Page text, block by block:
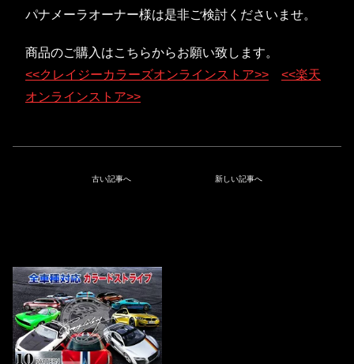
パナメーラオーナー様は是非ご検討くださいませ。
商品のご購入はこちらからお願い致します。
<<クレイジーカラーズオンラインストア>>
<<楽天
オンラインストア>>
古い記事へ 新しい記事へ